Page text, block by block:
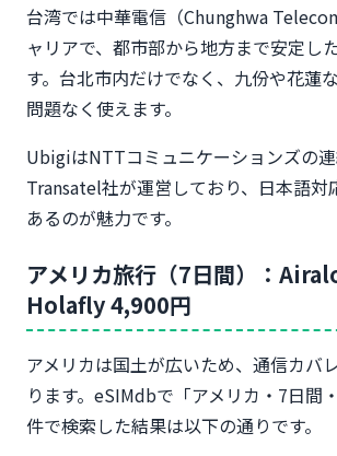
台湾では中華電信（Chunghwa
ャリアで、都市部から地方まで安定し
す。台北市内だけでなく、九份や花蓮
問題なく使えます。
UbigiはNTTコミュニケーションズの
Transatel社が運営しており、日本語対
あるのが魅力です。
アメリカ旅行（7日間）：
Holafly 4,900円
アメリカは国土が広いため、通信カバ
ります。eSIMdbで「アメリカ・7日間
件で検索した結果は以下の通りです。